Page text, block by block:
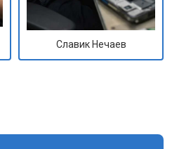
Славик Нечаев